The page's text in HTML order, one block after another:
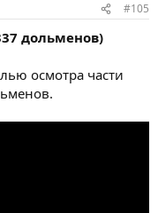
#105
дольменов)
осмотра части